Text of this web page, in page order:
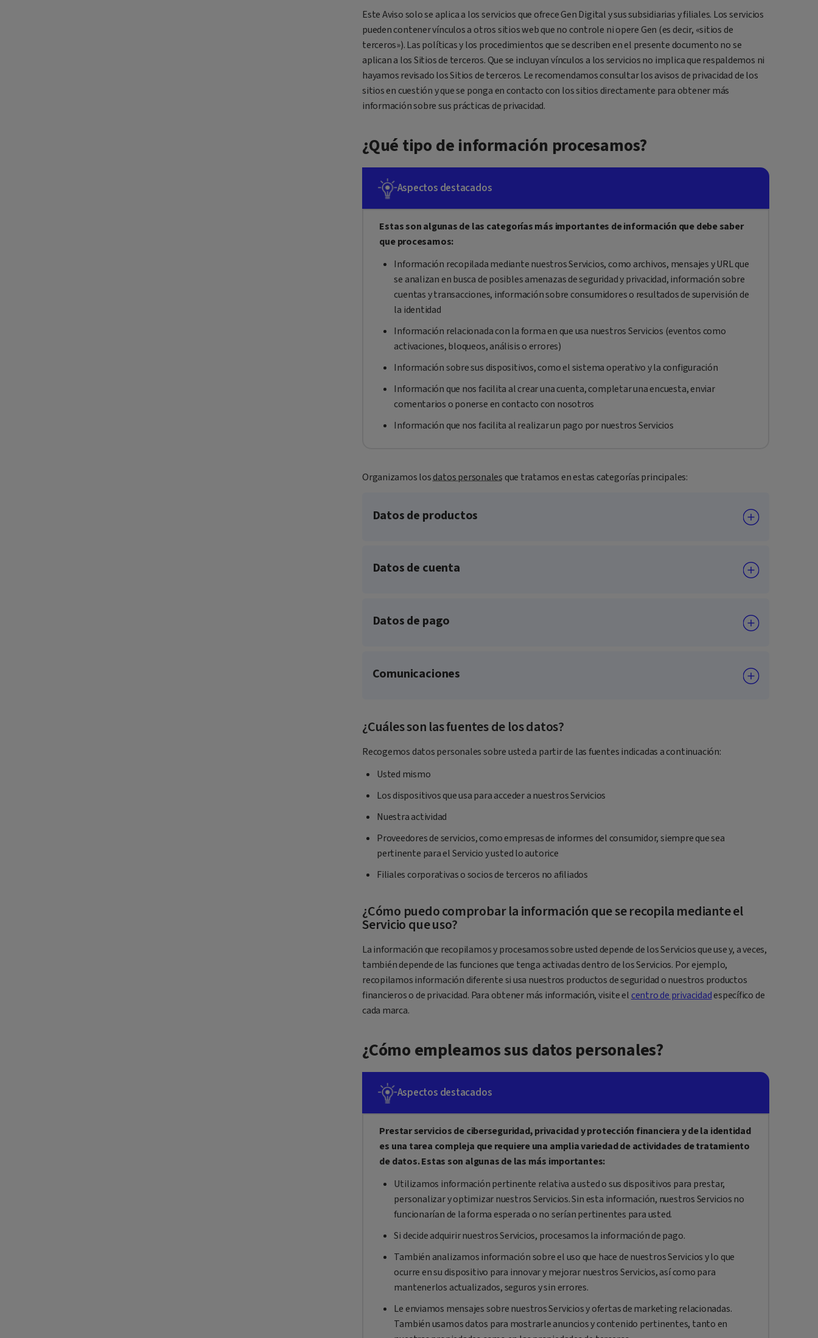
Este Aviso solo se aplica a los servicios que ofrece Gen Digital y sus subsidiarias y filiales. Los servicios
pueden contener vínculos a otros sitios web que no controle ni opere Gen (es decir, «sitios de
terceros»). Las políticas y los procedimientos que se describen en el presente documento no se
aplican a los Sitios de terceros. Que se incluyan vínculos a los servicios no implica que respaldemos ni
hayamos revisado los Sitios de terceros. Le recomendamos consultar los avisos de privacidad de los
sitios en cuestión y que se ponga en contacto con los sitios directamente para obtener más
información sobre sus prácticas de privacidad.
¿Qué tipo de información procesamos?
Aspectos destacados
Estas son algunas de las categorías más importantes de información que debe saber
que procesamos:
Información recopilada mediante nuestros Servicios, como archivos, mensajes y URL que
se analizan en busca de posibles amenazas de seguridad y privacidad, información sobre
cuentas y transacciones, información sobre consumidores o resultados de supervisión de
la identidad
Información relacionada con la forma en que usa nuestros Servicios (eventos como
activaciones, bloqueos, análisis o errores)
Información sobre sus dispositivos, como el sistema operativo y la configuración
Información que nos facilita al crear una cuenta, completar una encuesta, enviar
comentarios o ponerse en contacto con nosotros
Información que nos facilita al realizar un pago por nuestros Servicios
Organizamos losdatos personales que tratamos en estas categorías principales:
Datos de productos
Datos de cuenta
Datos de pago
Comunicaciones
¿Cuáles son las fuentes de los datos?
Recogemos datos personales sobre usted a partir de las fuentes indicadas a continuación:
Usted mismo
Los dispositivos que usa para acceder a nuestros Servicios
Nuestra actividad
Proveedores de servicios, como empresas de informes del consumidor, siempre que sea
pertinente para el Servicio y usted lo autorice
Filiales corporativas o socios de terceros no afiliados
¿Cómo puedo comprobar la información que se recopila mediante el
Servicio que uso?
La información que recopilamos y procesamos sobre usted depende de los Servicios que use y, a veces,
también depende de las funciones que tenga activadas dentro de los Servicios. Por ejemplo,
recopilamos información diferente si usa nuestros productos de seguridad o nuestros productos
financieros o de privacidad. Para obtener más información, visite el centro de privacidadespecífico de
cada marca.
¿Cómo empleamos sus datos personales?
Aspectos destacados
Prestar servicios de ciberseguridad, privacidad y protección financiera y de la identidad
es una tarea compleja que requiere una amplia variedad de actividades de tratamiento
de datos. Estas son algunas de las más importantes:
Utilizamos información pertinente relativa a usted o sus dispositivos para prestar,
personalizar y optimizar nuestros Servicios. Sin esta información, nuestros Servicios no
funcionarían de la forma esperada o no serían pertinentes para usted.
Si decide adquirir nuestros Servicios, procesamos la información de pago.
También analizamos información sobre el uso que hace de nuestros Servicios y lo que
ocurre en su dispositivo para innovar y mejorar nuestros Servicios, así como para
mantenerlos actualizados, seguros y sin errores.
Le enviamos mensajes sobre nuestros Servicios y ofertas de marketing relacionadas.
También usamos datos para mostrarle anuncios y contenido pertinentes, tanto en